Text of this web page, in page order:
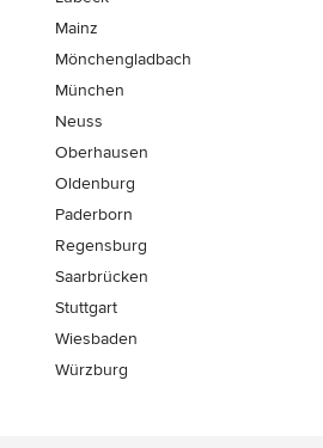
Mainz
Mönchen­gladbach
München
Neuss
Oberhausen
Oldenburg
Paderborn
Regensburg
Saarbrücken
Stuttgart
Wiesbaden
Würzburg